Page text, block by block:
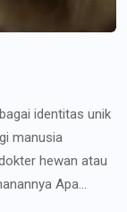
identitas unik
manusia
hewan atau
Apa...